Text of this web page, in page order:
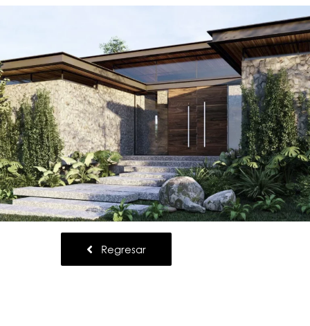
Regresar